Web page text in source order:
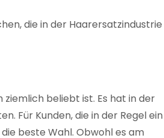
die in der Haarersatzindustrie
beliebt ist. Es hat in der
Für Kunden, die in der Regel ein
beste Wahl. Obwohl es am